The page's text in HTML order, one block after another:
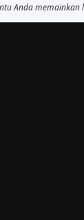
Anda memainkan